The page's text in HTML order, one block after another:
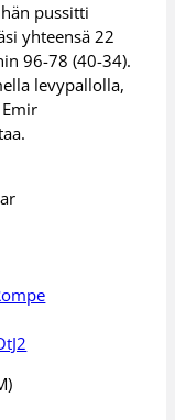
pussitti
yhteensä 22
96-78 (40-34).
levypallolla,